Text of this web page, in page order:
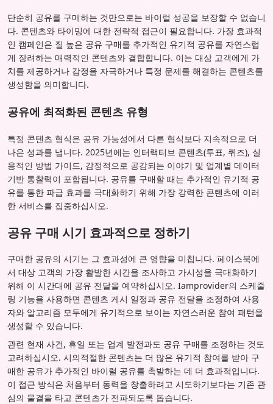
단순히 공유를 구매하는 것만으로는 바이럴 성공을 보장할 수 없습니
다. 콘텐츠와 타이밍에 대한 전략적 접근이 필요합니다. 가장 효과적
인 캠페인은 질 높은 공유 구매를 추가적인 유기적 공유를 자연스럽
게 장려하는 매력적인 콘텐츠와 결합합니다. 이는 대상 고객에게 가
치를 제공하거나 감정을 자극하거나 특정 문제를 해결하는 콘텐츠를
생성함을 의미합니다.
공유에 최적화된 콘텐츠 유형
특정 콘텐츠 형식은 공유 가능성에서 다른 형식보다 지속적으로 더
나은 성과를 냅니다. 2025년에는 인터랙티브 콘텐츠(투표, 퀴즈), 실
용적인 방법 가이드, 감정적으로 공감되는 이야기 및 업계별 데이터
기반 통찰력이 포함됩니다. 공유를 구매할 때는 추가적인 유기적 공
유를 통한 파급 효과를 극대화하기 위해 가장 강력한 콘텐츠에 이러
한 서비스를 집중하십시오.
공유 구매 시기 효과적으로 정하기
구매한 공유의 시기는 그 효과성에 큰 영향을 미칩니다. 페이스북에
서 대상 고객의 가장 활발한 시간을 조사하고 가시성을 극대화하기
위해 이 시간대에 공유 전달을 예약하십시오. Iamprovider의 스케줄
링 기능을 사용하면 콘텐츠 게시 일정과 공유 전달을 조정하여 사용
자와 알고리즘 모두에게 유기적으로 보이는 자연스러운 참여 패턴을
생성할 수 있습니다.
관련 현재 사건, 휴일 또는 업계 발전과도 공유 구매를 조정하는 것도
고려하십시오. 시의적절한 콘텐츠는 더 많은 유기적 참여를 받아 구
매한 공유가 추가적인 바이럴 공유를 촉발하는 데 더 효과적입니다.
이 접근 방식은 처음부터 동력을 창출하려고 시도하기보다는 기존 관
심의 물결을 타고 콘텐츠가 전파되도록 돕습니다.